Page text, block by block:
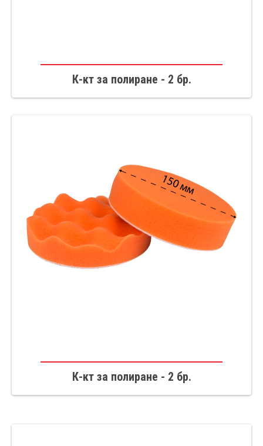
К-кт за полиране - 2 бр.
К-кт за полиране - 2 бр.